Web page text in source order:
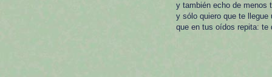
y también echo de menos
y sólo quiero que te llegue
que en tus oídos repita: te